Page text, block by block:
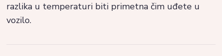
razlika u temperaturi biti primetna čim uđete u
vozilo.